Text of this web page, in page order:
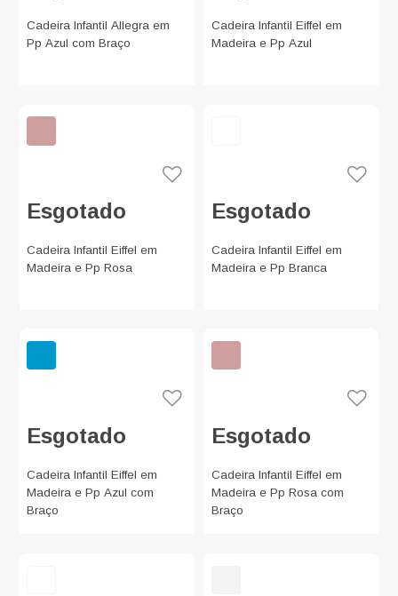
Cadeira Infantil Allegra em
Pp Azul com Braço
Cadeira Infantil Eiffel em
Madeira e Pp Azul
Esgotado
Cadeira Infantil Eiffel em
Madeira e Pp Rosa
Esgotado
Cadeira Infantil Eiffel em
Madeira e Pp Branca
Esgotado
Cadeira Infantil Eiffel em
Madeira e Pp Azul com
Braço
Esgotado
Cadeira Infantil Eiffel em
Madeira e Pp Rosa com
Braço